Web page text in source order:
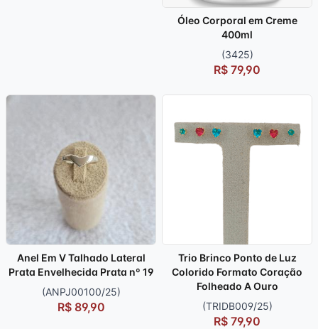
Óleo Corporal em Creme
400ml
(3425)
R$ 79,90
Anel Em V Talhado Lateral
Prata Envelhecida Prata nº 19
(ANPJ00100/25)
R$ 89,90
Trio Brinco Ponto de Luz
Colorido Formato Coração
Folheado A Ouro
(TRIDB009/25)
R$ 79,90